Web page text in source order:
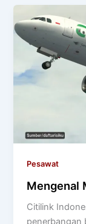
Pesawat
Mengenal
Citilink
penerbangan